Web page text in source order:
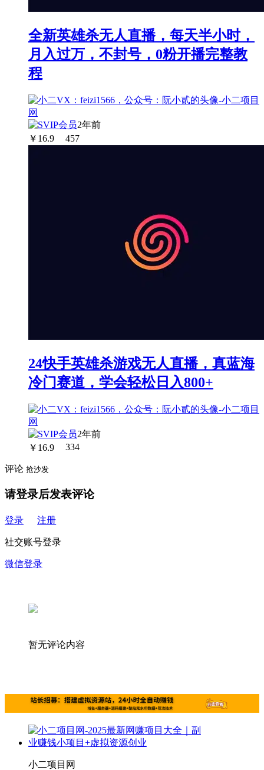
全新英雄杀无人直播，每天半小时，
月入过万，不封号，0粉开播完整教
程
2年前
￥ 16.9 457
24快手英雄杀游戏无人直播，真蓝海
冷门赛道，学会轻松日入800+
2年前
￥ 16.9 334
评论 抢沙发
请登录后发表评论
登录 注册
社交账号登录
微信登录
暂无评论内容
小二项目网